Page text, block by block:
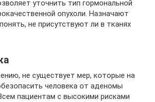
уточнить тип гормональной
опухоли. Назначают
не присутствуют ли в тканях
не существует мер, которые на
человека от аденомы
пациентам с высокими рисками